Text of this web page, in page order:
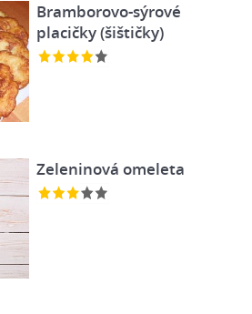
Bramborovo-sýrové
placičky (šištičky)
Zeleninová omeleta